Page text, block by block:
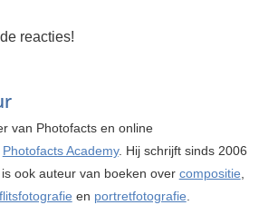
reacties!
van Photofacts en online
Photofacts Academy. Hij schrijft sinds 2006
ook auteur van boeken over compositie,
flitsfotografie en portretfotografie.